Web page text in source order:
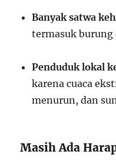
Banyak satwa
termasuk burung
Penduduk lokal
karena cuaca
menurun, dan
Masih Ada